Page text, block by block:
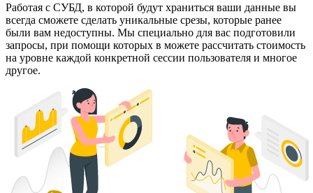
Работая с СУБД, в которой будут храниться ваши данные вы
всегда сможете сделать уникальные срезы, которые ранее
были вам недоступны. Мы специально для вас подготовили
запросы, при помощи которых в можете рассчитать стоимость
на уровне каждой конкретной сессии пользователя и многое
другое.